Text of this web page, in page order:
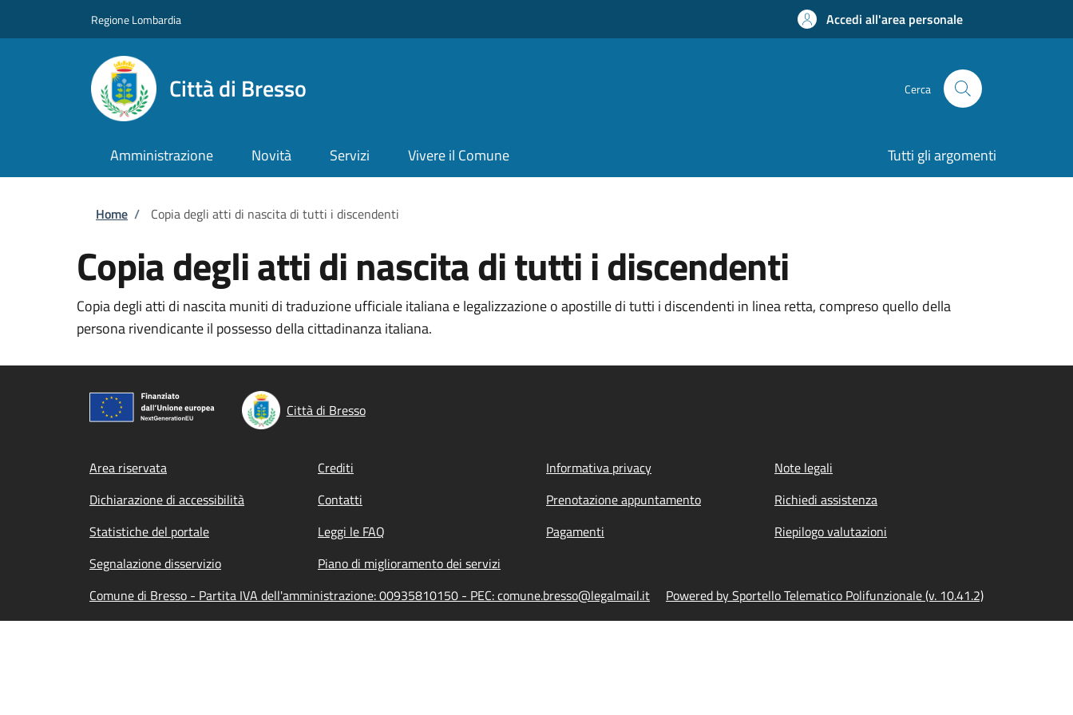
Regione Lombardia Accedi all'area personale
Città di Bresso Cerca
Amministrazione Novità Servizi Vivere il Comune Tutti gli argomenti
Briciole di pane
Home / Copia degli atti di nascita di tutti i discendenti
Copia degli atti di nascita di tutti i discendenti
Copia degli atti di nascita muniti di traduzione ufficiale italiana e legalizzazione o apostille di tutti i discendenti in linea retta, compreso quello della
persona rivendicante il possesso della cittadinanza italiana.
Città di Bresso
Footer menu
Area riservata Crediti Informativa privacy
Note legali
Dichiarazione di accessibilità
Contatti Prenotazione appuntamento
Richiedi assistenza
Statistiche del portale
Leggi le FAQ Pagamenti
Riepilogo valutazioni
Segnalazione disservizio
Piano di miglioramento dei servizi
Comune di Bresso - Partita IVA dell'amministrazione: 00935810150 - PEC: comune.bresso@legalmail.it
Powered by Sportello Telematico Polifunzionale (v. 10.41.2)